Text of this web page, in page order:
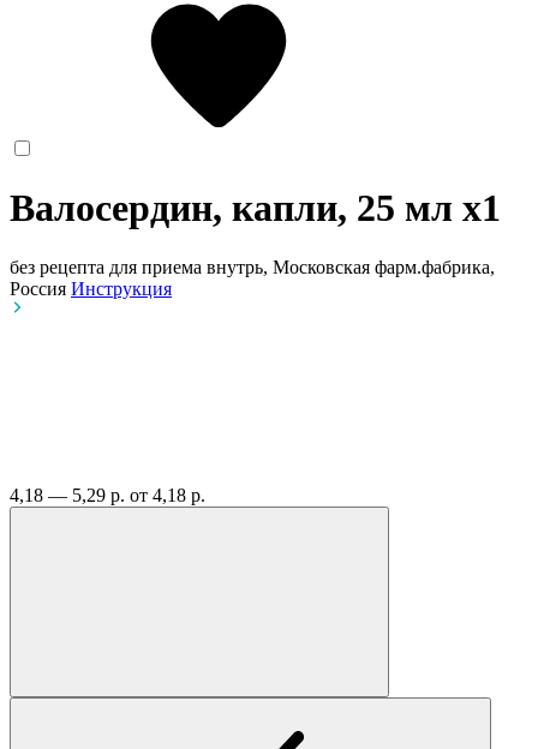
Валосердин, капли, 25 мл x1
без рецепта для приема внутрь, Московская фарм.фабрика,
Россия Инструкция
4,18 — 5,29 р. от 4,18 р.